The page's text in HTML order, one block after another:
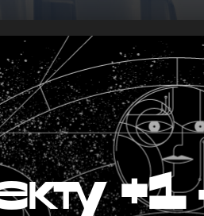
+1